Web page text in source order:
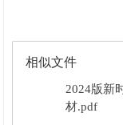
相似文件
2024版新
材.pdf